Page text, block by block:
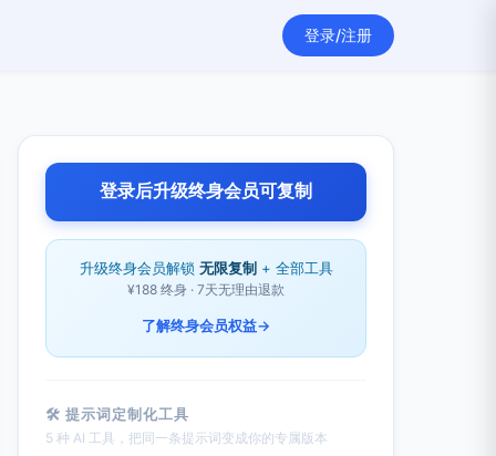
登录/注册
登录后升级终身会员可复制
升级终身会员解锁 无限复制 + 全部工具
¥188 终身 · 7天无理由退款
了解终身会员权益→
🛠 提示词定制化工具
5 种 AI 工具，把同一条提示词变成你的专属版本